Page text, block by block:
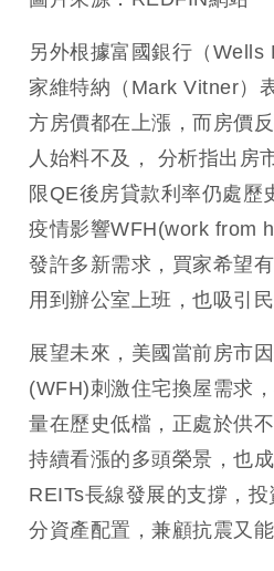
另外根據富國銀行（Wells
家維特納（Mark Vitner）
方房價都在上漲，而房價
人始料不及， 分析指出房
限QE後房貸款利率仍處歷
疫情影響WFH(work from
發許多新需求，買家希望
用到辦公室上班，也吸引民
展望未來，美國當前房市
(WFH)刺激住宅換屋需求
量在歷史低檔，正處於供
持續看漲的多頭榮景，也
REITs長線發展的支撐，
分資產配置，兼顧抗震又